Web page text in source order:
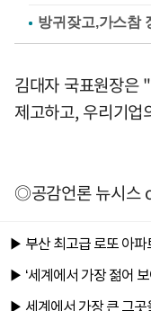
김대자 국표원장은
제고하고, 우리기
◎공감언론 뉴시스